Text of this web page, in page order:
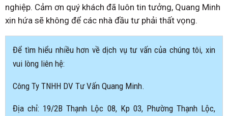
nghiệp. Cảm ơn quý khách đã luôn tin tưởng, Quang Minh
xin hứa sẽ không để các nhà đầu tư phải thất vọng.
Để tìm hiểu nhiều hơn về dịch vụ tư vấn của chúng tôi, xin
vui lòng liên hệ:
Công Ty TNHH DV Tư Vấn Quang Minh.
Địa chỉ: 19/2B Thạnh Lộc 08, Kp 03, Phường Thạnh Lộc,